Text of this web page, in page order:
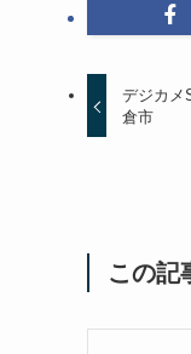
デジカメ
倉市
この記